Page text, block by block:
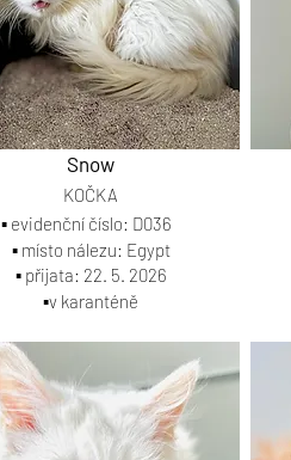
Snow
▪️ evidenční číslo: D036
▪️ místo nálezu: Egypt
▪️ přijata: 22. 5. 2026
▪️v karanténě
KOČKA